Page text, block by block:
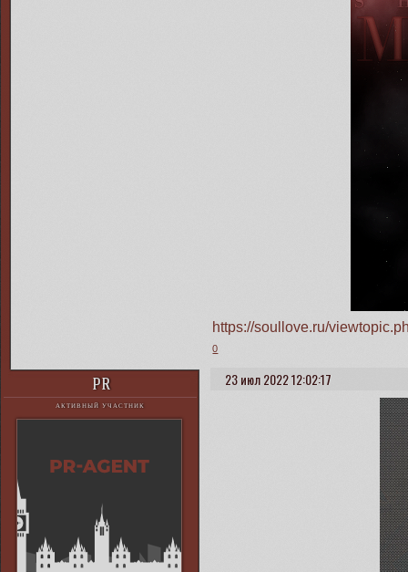
https://soullove.ru/
0
23 июл 2022 12:02:17
PR
АКТИВНЫЙ УЧАСТНИК